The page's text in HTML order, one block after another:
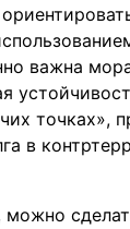
важна
точках»,
в